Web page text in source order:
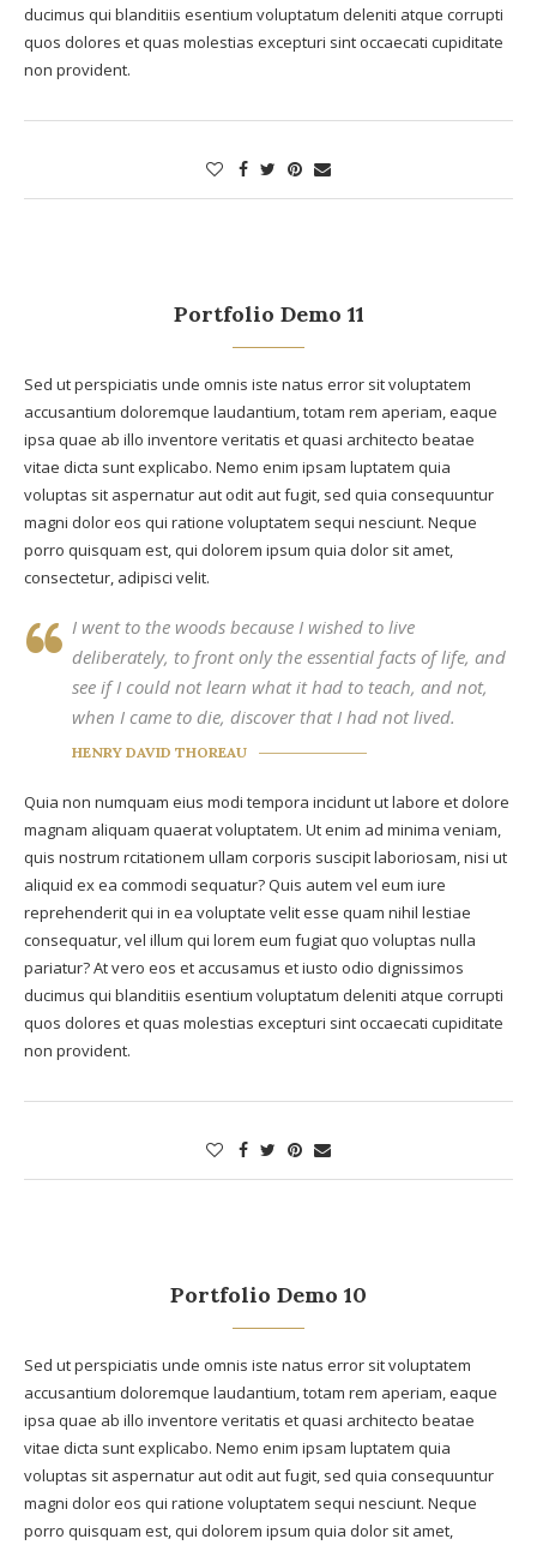
ducimus qui blanditiis esentium voluptatum deleniti atque corrupti
quos dolores et quas molestias excepturi sint occaecati cupiditate
non provident.
Portfolio Demo 11
Sed ut perspiciatis unde omnis iste natus error sit voluptatem
accusantium doloremque laudantium, totam rem aperiam, eaque
ipsa quae ab illo inventore veritatis et quasi architecto beatae
vitae dicta sunt explicabo. Nemo enim ipsam luptatem quia
voluptas sit aspernatur aut odit aut fugit, sed quia consequuntur
magni dolor eos qui ratione voluptatem sequi nesciunt. Neque
porro quisquam est, qui dolorem ipsum quia dolor sit amet,
consectetur, adipisci velit.
I went to the woods because I wished to live
deliberately, to front only the essential facts of life, and
see if I could not learn what it had to teach, and not,
when I came to die, discover that I had not lived.
HENRY DAVID THOREAU
Quia non numquam eius modi tempora incidunt ut labore et dolore
magnam aliquam quaerat voluptatem. Ut enim ad minima veniam,
quis nostrum rcitationem ullam corporis suscipit laboriosam, nisi ut
aliquid ex ea commodi sequatur? Quis autem vel eum iure
reprehenderit qui in ea voluptate velit esse quam nihil lestiae
consequatur, vel illum qui lorem eum fugiat quo voluptas nulla
pariatur? At vero eos et accusamus et iusto odio dignissimos
ducimus qui blanditiis esentium voluptatum deleniti atque corrupti
quos dolores et quas molestias excepturi sint occaecati cupiditate
non provident.
Portfolio Demo 10
Sed ut perspiciatis unde omnis iste natus error sit voluptatem
accusantium doloremque laudantium, totam rem aperiam, eaque
ipsa quae ab illo inventore veritatis et quasi architecto beatae
vitae dicta sunt explicabo. Nemo enim ipsam luptatem quia
voluptas sit aspernatur aut odit aut fugit, sed quia consequuntur
magni dolor eos qui ratione voluptatem sequi nesciunt. Neque
porro quisquam est, qui dolorem ipsum quia dolor sit amet,